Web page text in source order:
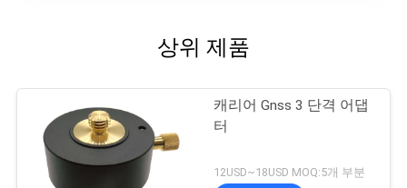
상위 제품
캐리어 Gnss 3 단격 어댑
터
12USD~18USD MOQ:5개 부분